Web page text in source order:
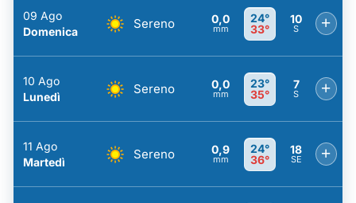
09 Ago
Domenica
Sereno 0,0
mm
24°
33°
10
S +
10 Ago
Lunedì
Sereno 0,0
mm
23°
35°
7
S +
11 Ago
Martedì
Sereno 0,9
mm
24°
36°
18
SE +